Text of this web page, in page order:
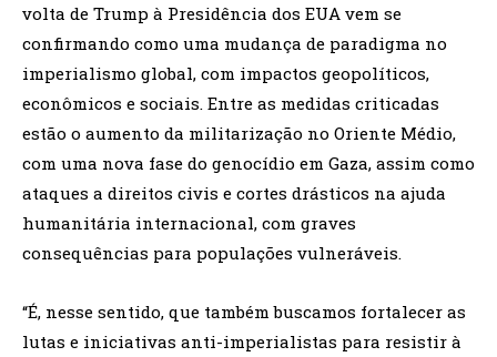
volta de Trump à Presidência dos EUA vem se
confirmando como uma mudança de paradigma no
imperialismo global, com impactos geopolíticos,
econômicos e sociais. Entre as medidas criticadas
estão o aumento da militarização no Oriente Médio,
com uma nova fase do genocídio em Gaza, assim como
ataques a direitos civis e cortes drásticos na ajuda
humanitária internacional, com graves
consequências para populações vulneráveis.
“É, nesse sentido, que também buscamos fortalecer as
lutas e iniciativas anti-imperialistas para resistir à